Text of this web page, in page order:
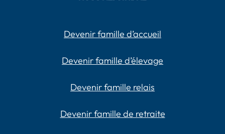
Devenir famille d’accueil
Devenir famille d’élevage
Devenir famille relais
Devenir famille de retraite